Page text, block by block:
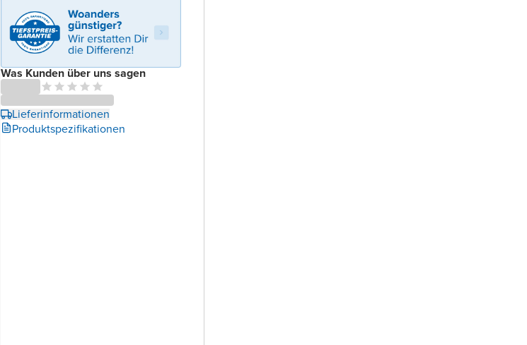
Was Kunden über uns sagen
Lieferinformationen
Produktspezifikationen